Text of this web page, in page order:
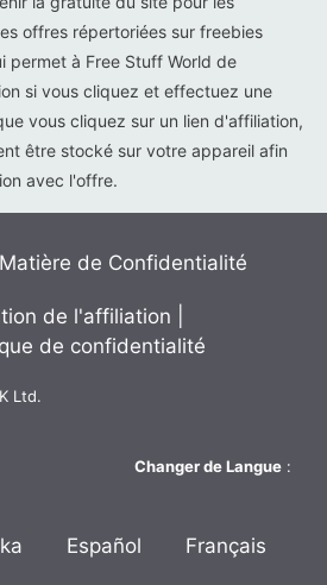
offres répertoriées sur freebies
permet à Free Stuff World de
si vous cliquez et effectuez une
vous cliquez sur un lien d'affiliation,
être stocké sur votre appareil afin
avec l'offre.
de Confidentialité
de l'affiliation
de confidentialité
Ltd.
Changer de Langue :
Español Français